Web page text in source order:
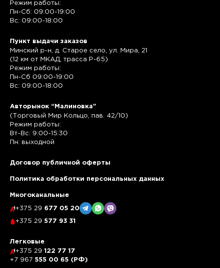
Режим работы:
Пн-Сб: 09:00-19:00
Вс: 09:00-18:00
Пункт выдачи заказов
Минский р-н, д. Старое село, ул. Мира, 21
(12 км от МКАД, трасса P-65)
Режим работы:
Пн-Сб 09:00-19:00
Вс: 09:00-18:00
Авторынок “Малиновка”
(Торговый Мир Кольцо, пав. 42/10)
Режим работы:
Вт-Вс: 9:00-15:30
Пн: выходной
Договор публичной оферты
Политика обработки персональных данных
Многоканальные
+375 29 677 05 20
+375 29 577 93 31
Легковые
+375 29 122 77 17
+7 967 555 00 65 (РФ)